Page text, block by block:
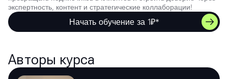
экспертность, контент и стратегические коллаборации!
Начать обучение за 1₽*
Авторы курса